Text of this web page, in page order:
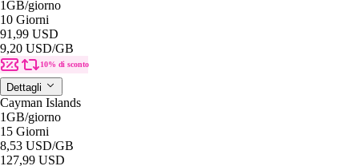
1GB/giorno
10 Giorni
91,99 USD
9,20 USD/GB
10% di sconto
Dettagli
Cayman Islands
1GB/giorno
15 Giorni
8,53 USD/GB
127,99 USD